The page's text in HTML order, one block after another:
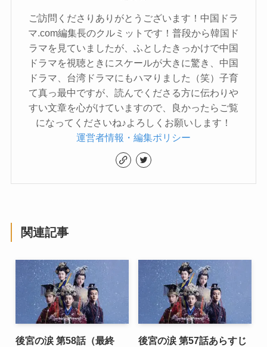
ご訪問くださりありがとうございます！中国ドラ
マ.com編集長のクルミットです！普段から韓国ド
ラマを見ていましたが、ふとしたきっかけで中国
ドラマを視聴ときにスケールが大きに驚き、中国
ドラマ、台湾ドラマにもハマりました（笑）子育
て真っ最中ですが、読んでくださる方に伝わりや
すい文章を心がけていますので、良かったらご覧
になってくださいね♪よろしくお願いします！
運営者情報・編集ポリシー
関連記事
後宮の涙 第58話（最終
後宮の涙 第57話あらすじ